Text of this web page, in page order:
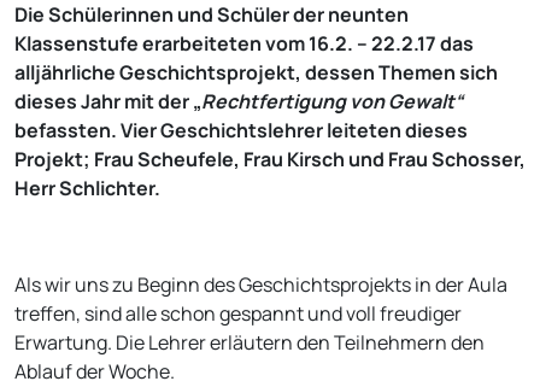
Die Schülerinnen und Schüler der neunten
Klassenstufe erarbeiteten vom 16.2. – 22.2.17 das
alljährliche Geschichtsprojekt, dessen Themen sich
dieses Jahr mit der „Rechtfertigung von Gewalt“
befassten. Vier Geschichtslehrer leiteten dieses
Projekt; Frau Scheufele, Frau Kirsch und Frau Schosser,
Herr Schlichter.
Als wir uns zu Beginn des Geschichtsprojekts in der Aula
treffen, sind alle schon gespannt und voll freudiger
Erwartung. Die Lehrer erläutern den Teilnehmern den
Ablauf der Woche.